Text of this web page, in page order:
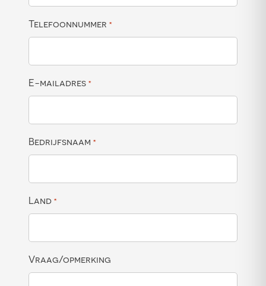
Telefoonnummer *
E-mailadres *
Bedrijfsnaam *
Land *
Vraag/opmerking